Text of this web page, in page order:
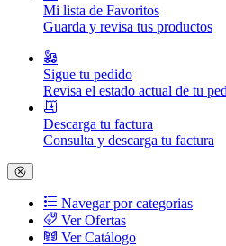
Mi lista de Favoritos
Guarda y revisa tus productos
Sigue tu pedido
Revisa el estado actual de tu
Descarga tu factura
Consulta y descarga tu factura
Navegar por categorias
Ver Ofertas
Ver Catálogo